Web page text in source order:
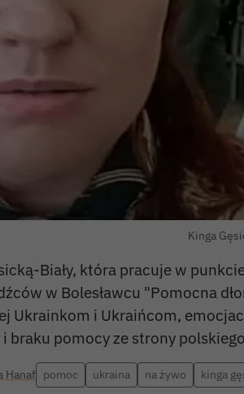
Kinga
Biały, która pracuje w
w Bolesławcu "Pomocna
Ukrainkom i Ukraińcom,
braku pomocy ze strony
Hanaf pomoc ukraina na żywo kinga